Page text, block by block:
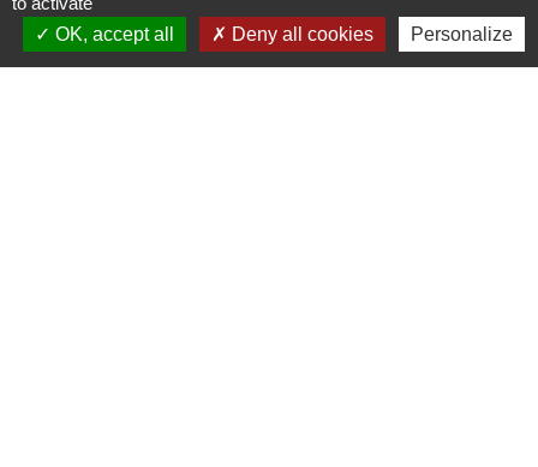
OK, accept all
Deny all cookies Personalize